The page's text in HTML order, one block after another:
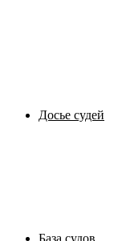
Досье судей
База судов